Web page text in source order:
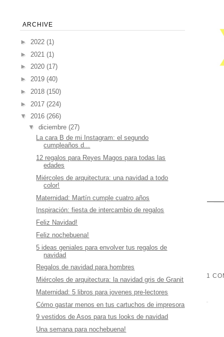
1
ARCHIVE
► 2022 (1)
► 2021 (1)
► 2020 (17)
► 2019 (40)
► 2018 (150)
► 2017 (224)
▼ 2016 (266)
▼ diciembre (27)
La cara B de mi Instagram: el segundo
cumpleaños d...
12 regalos para Reyes Magos para todas las
edades
Miércoles de arquitectura: una navidad a todo
color!
Maternidad: Martín cumple cuatro años
Inspiración: fiesta de intercambio de regalos
Feliz Navidad!
Feliz nochebuena!
5 ideas geniales para envolver tus regalos de
navidad
Regalos de navidad para hombres
Miércoles de arquitectura: la navidad gris de Granit
Maternidad: 5 libros para jovenes pre-lectores
Cómo gastar menos en tus cartuchos de impresora
9 vestidos de Asos para tus looks de navidad
Una semana para nochebuena!